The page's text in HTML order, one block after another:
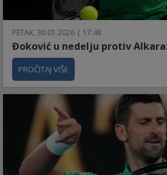
PETAK, 30.01.2026 | 17:48
Đoković u nedelju protiv
PROČITAJ VIŠE